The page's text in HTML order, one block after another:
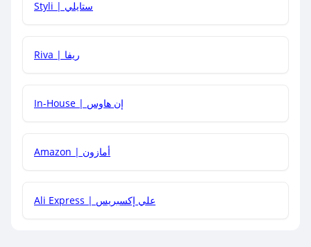
هل يمكنني جمع كود خصم مع العروض الأخرى؟
Styli | ستايلي
Riva | ريفا
In-House | إن هاوس
Amazon | أمازون
Ali Express | علي إكسبريس